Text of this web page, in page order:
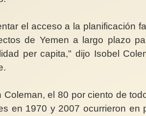
el acceso a la planificación
de Yemen a largo plazo
per capita," dijo Isobel
Coleman, el 80 por ciento de
en 1970 y 2007 ocurrieron en